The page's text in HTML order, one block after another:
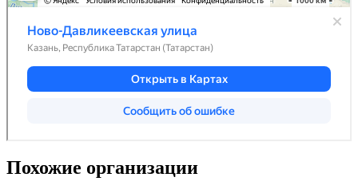
Похожие организации